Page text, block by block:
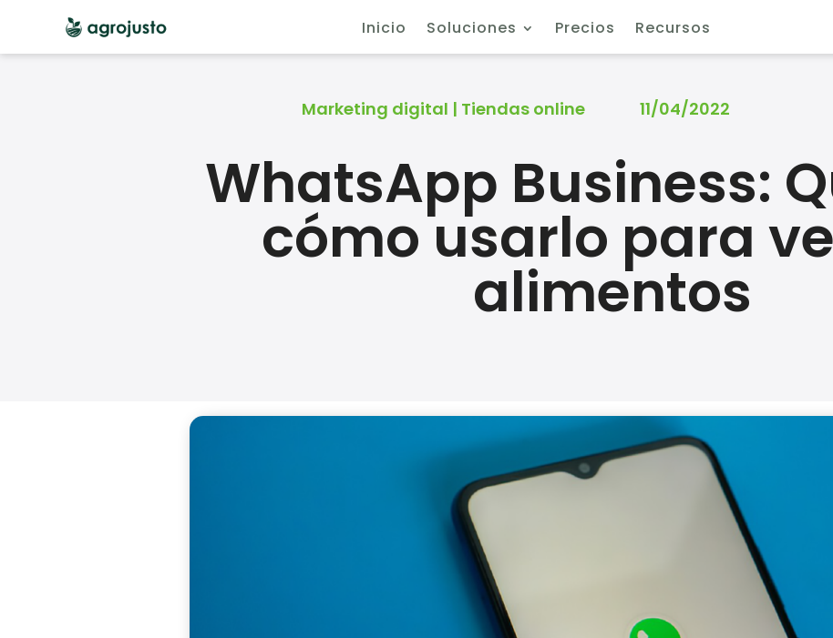
Inicio Soluciones Precios Recursos
Marketing digital | Tiendas online 11/04/2022
WhatsApp Business:
cómo usarlo para
alimentos